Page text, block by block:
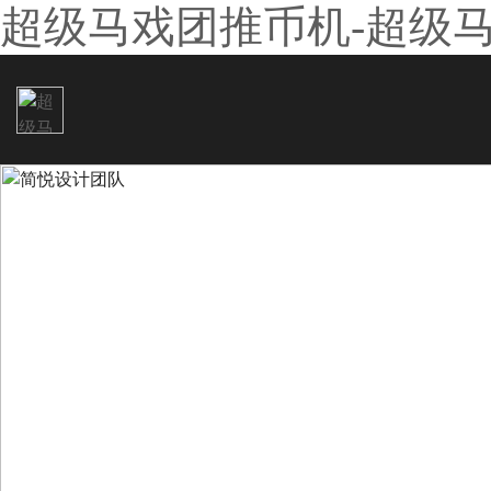
超级马戏团推币机-超级